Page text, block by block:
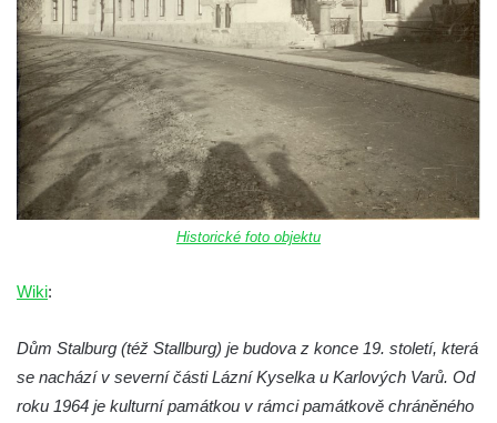
Josef Meisel jun., tkalcovna a barevna u
Dolního Podluží
Mattoniho továrna v lázních Kyselka
Dům Stallburg v lázních Kyselka
Vilemínka (Vilemínin dvůr) v lázních
Kyselka
Švýcarský dvůr v lázních Kyselka
Jindřichův dvůr v lázních Kyselka
Bývalý Štichlův Mlýn u Andělské Hory
Bývalý Hotel Central v Bečově nad Teplou
Dům čp. 254 v Krásné Lípě (kavárna u
Historické foto objektu
Wiki:
Dům Stalburg (též Stallburg) je budova z konce 19. století, která
se nachází v severní části Lázní Kyselka u Karlových Varů. Od
roku 1964 je kulturní památkou v rámci památkově chráněného